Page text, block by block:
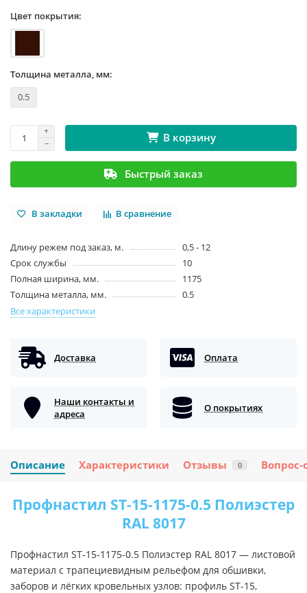
Цвет покрытия:
Толщина металла, мм:
0.5
В корзину
Быстрый заказ
В закладки В сравнение
Длину режем под заказ, м.
0,5 - 12
Срок службы
10
Полная ширина, мм.
1175
Толщина металла, мм.
0.5
Все характеристики
Доставка Оплата
Наши контакты и
адреса
О покрытиях
Описание Характеристики Отзывы 0 Вопрос-
Профнастил ST-15-1175-0.5 Полиэстер
RAL 8017
Профнастил ST-15-1175-0.5 Полиэстер RAL 8017 — листовой
материал с трапециевидным рельефом для обшивки,
заборов и лёгких кровельных узлов: профиль ST-15,